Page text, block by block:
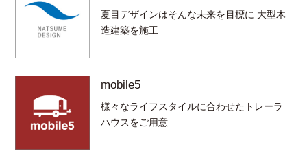
夏目デザインはそんな未来を目標に 大型木
造建築を施工
mobile5
様々なライフスタイルに合わせたトレーラ
ハウスをご用意